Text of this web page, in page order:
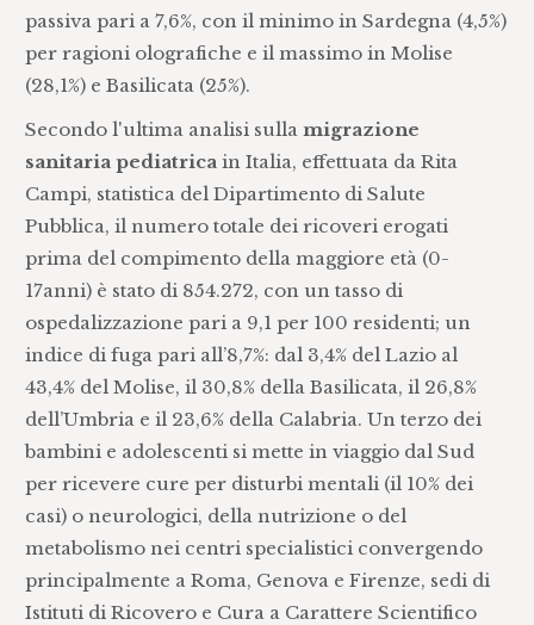
passiva pari a 7,6%, con il minimo in Sardegna (4,5%)
per ragioni olografiche e il massimo in Molise
(28,1%) e Basilicata (25%).
Secondo l'ultima analisi sullamigrazione
sanitaria pediatrica in Italia, effettuata da Rita
Campi, statistica del Dipartimento di Salute
Pubblica, il numero totale dei ricoveri erogati
prima del compimento della maggiore età (0-
17anni) è stato di 854.272, con un tasso di
ospedalizzazione pari a 9,1 per 100 residenti; un
indice di fuga pari all’8,7%: dal 3,4% del Lazio al
43,4% del Molise, il 30,8% della Basilicata, il 26,8%
dell’Umbria e il 23,6% della Calabria. Un terzo dei
bambini e adolescenti si mette in viaggio dal Sud
per ricevere cure per disturbi mentali (il 10% dei
casi) o neurologici, della nutrizione o del
metabolismo nei centri specialistici convergendo
principalmente a Roma, Genova e Firenze, sedi di
Istituti di Ricovero e Cura a Carattere Scientifico